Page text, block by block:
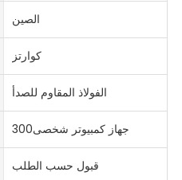
الصين
كوارتز
الفولاذ المقاوم للصدأ
جهاز كمبيوتر شخصى300
قبول حسب الطلب